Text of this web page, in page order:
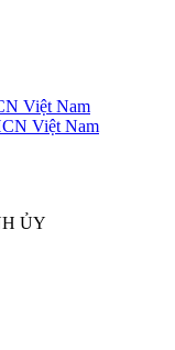
Việt Nam
Việt Nam
ỦY